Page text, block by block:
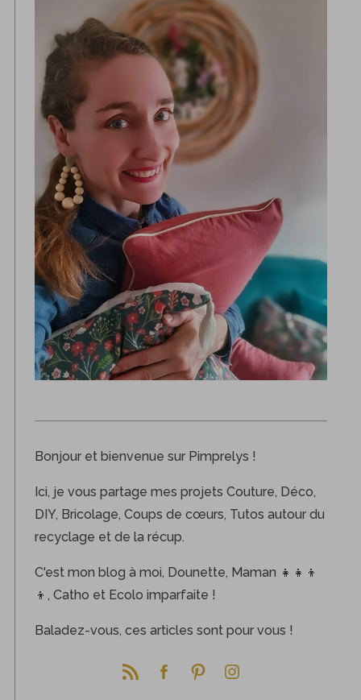
Bonjour et bienvenue sur Pimprelys !
Ici, je vous partage mes projets Couture, Déco,
DIY, Bricolage, Coups de cœurs, Tutos autour du
recyclage et de la récup.
C'est mon blog à moi, Dounette, Maman 👧👧👦
👦, Catho et Ecolo imparfaite !
Baladez-vous, ces articles sont pour vous !